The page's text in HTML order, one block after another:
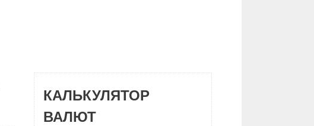
КАЛЬКУЛЯТОР
ВАЛЮТ